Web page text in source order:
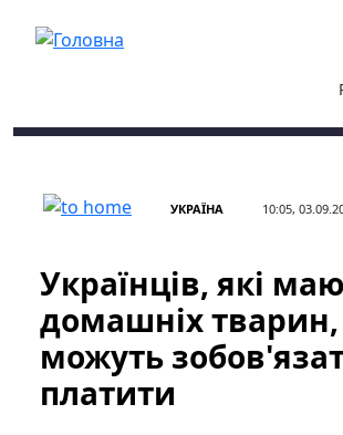
УКРАЇНА 10:05,
Українців, які
домашніх тварин,
можуть
платити